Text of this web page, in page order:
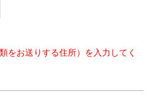
をお送りする住所）を入力してく